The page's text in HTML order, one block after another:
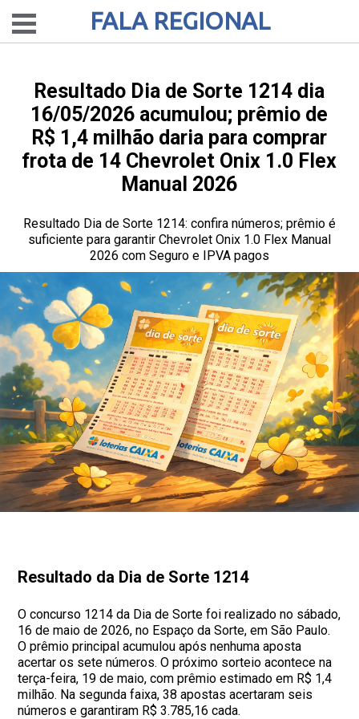
FALA REGIONAL
Resultado Dia de Sorte 1214 dia
16/05/2026 acumulou; prêmio de
R$ 1,4 milhão daria para comprar
frota de 14 Chevrolet Onix 1.0 Flex
Manual 2026
Resultado Dia de Sorte 1214: confira números; prêmio é
suficiente para garantir Chevrolet Onix 1.0 Flex Manual
2026 com Seguro e IPVA pagos
Resultado da Dia de Sorte 1214
O concurso 1214 da Dia de Sorte foi realizado no sábado,
16 de maio de 2026, no Espaço da Sorte, em São Paulo.
O prêmio principal acumulou após nenhuma aposta
acertar os sete números. O próximo sorteio acontece na
terça-feira, 19 de maio, com prêmio estimado em R$ 1,4
milhão. Na segunda faixa, 38 apostas acertaram seis
números e garantiram R$ 3.785,16 cada.